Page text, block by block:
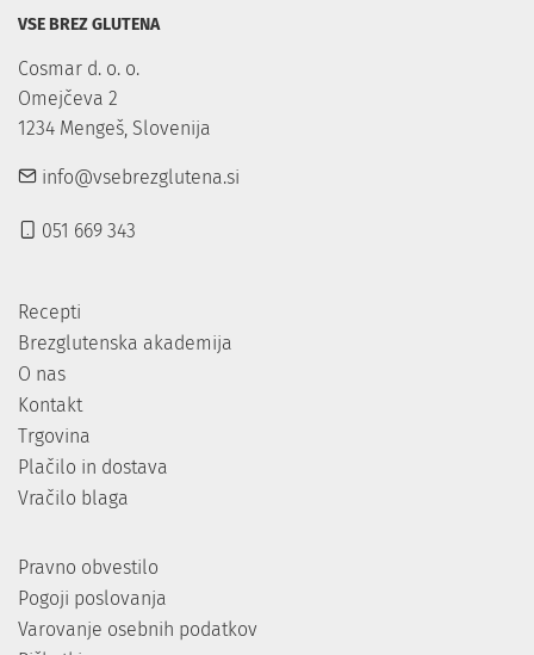
VSE BREZ GLUTENA
Cosmar d. o. o.
Omejčeva 2
1234 Mengeš, Slovenija
info@vsebrezglutena.si
051 669 343
Recepti
Brezglutenska akademija
O nas
Kontakt
Trgovina
Plačilo in dostava
Vračilo blaga
Pravno obvestilo
Pogoji poslovanja
Varovanje osebnih podatkov